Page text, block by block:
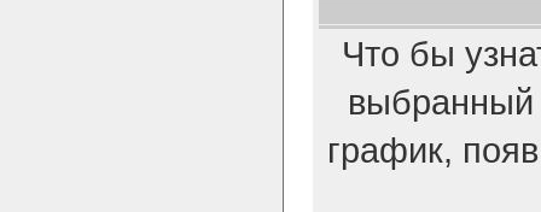
Что бы
выбранный
график,